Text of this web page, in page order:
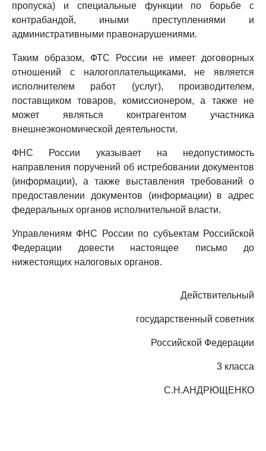
пропуска) и специальные функции по борьбе с
контрабандой, иными преступлениями и
административными правонарушениями.
Таким образом, ФТС России не имеет договорных
отношений с налогоплательщиками, не является
исполнителем работ (услуг), производителем,
поставщиком товаров, комиссионером, а также не
может являться контрагентом участника
внешнеэкономической деятельности.
ФНС России указывает на недопустимость
направления поручений об истребовании документов
(информации), а также выставления требований о
предоставлении документов (информации) в адрес
федеральных органов исполнительной власти.
Управлениям ФНС России по субъектам Российской
Федерации довести настоящее письмо до
нижестоящих налоговых органов.
Действительный
государственный советник
Российской Федерации
3 класса
С.Н.АНДРЮЩЕНКО